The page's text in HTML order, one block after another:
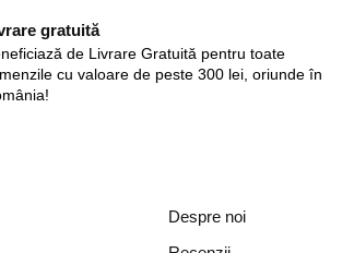
gratuită
de Livrare Gratuită pentru toate
cu valoare de peste 300 lei, oriunde în
Despre noi